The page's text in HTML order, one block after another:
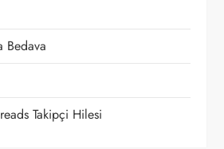
Bedava
Takipçi Hilesi